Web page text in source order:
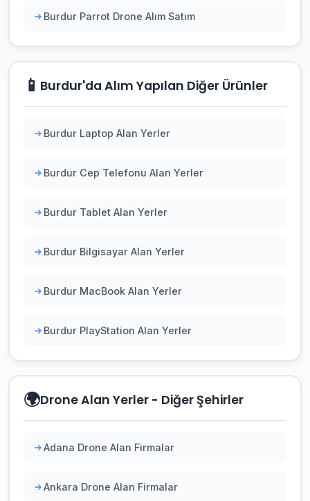
Burdur Parrot Drone Alım Satım
📱 Burdur'da Alım Yapılan Diğer Ürünler
Burdur Laptop Alan Yerler
Burdur Cep Telefonu Alan Yerler
Burdur Tablet Alan Yerler
Burdur Bilgisayar Alan Yerler
Burdur MacBook Alan Yerler
Burdur PlayStation Alan Yerler
🌍Drone Alan Yerler - Diğer Şehirler
Adana Drone Alan Firmalar
Ankara Drone Alan Firmalar